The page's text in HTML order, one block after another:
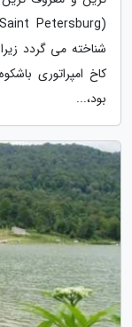
شناخته می گردد
کاخ امپراتوری
بود،...